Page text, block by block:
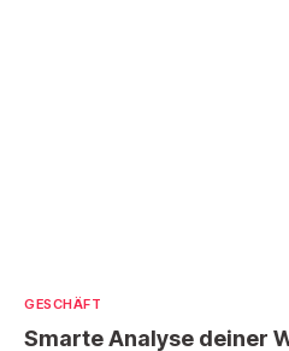
GESCHÄFT
Smarte Analyse deiner